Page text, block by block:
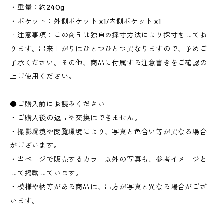
・重量：約240g
・ポケット：外側ポケット x1/内側ポケット x1
・注意事項：この商品は独自の採寸方法により採寸をしてお
ります。出来上がりはひとつひとつ異なりますので、予めご
了承ください。その他、商品に付属する注意書きをご確認の
上ご使用ください。
●ご購入前にお読みください
・ご購入後の返品や交換はできません。
・撮影環境や閲覧環境により、写真と色合い等が異なる場合
がございます。
・当ページで販売するカラー以外の写真も、参考イメージと
して掲載しています。
・模様や柄等がある商品は、出方が写真と異なる場合がござ
います。